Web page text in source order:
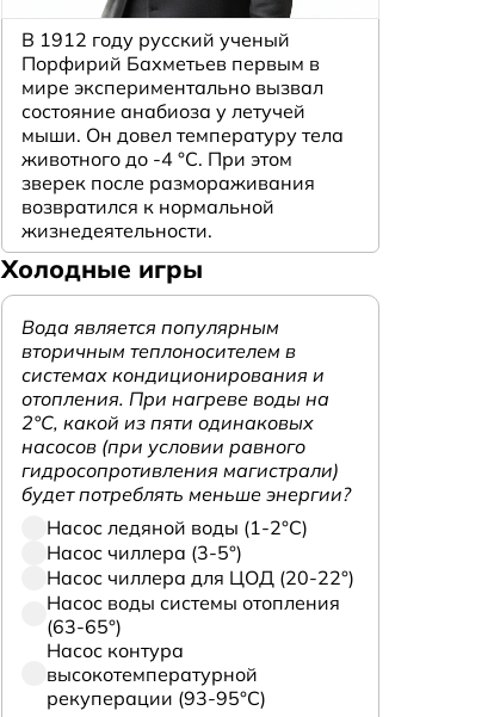
В 1912 году русский ученый
Порфирий Бахметьев первым в
мире экспериментально вызвал
состояние анабиоза у летучей
мыши. Он довел температуру тела
животного до -4 °C. При этом
зверек после размораживания
возвратился к нормальной
жизнедеятельности.
Холодные игры
Вода является популярным
вторичным теплоносителем в
системах кондиционирования и
отопления. При нагреве воды на
2°С, какой из пяти одинаковых
насосов (при условии равного
гидросопротивления магистрали)
будет потреблять меньше энергии?
Насос ледяной воды (1-2°С)
Насос чиллера (3-5°)
Насос чиллера для ЦОД (20-22°)
Насос воды системы отопления
(63-65°)
Насос контура
высокотемпературной
рекуперации (93-95°С)